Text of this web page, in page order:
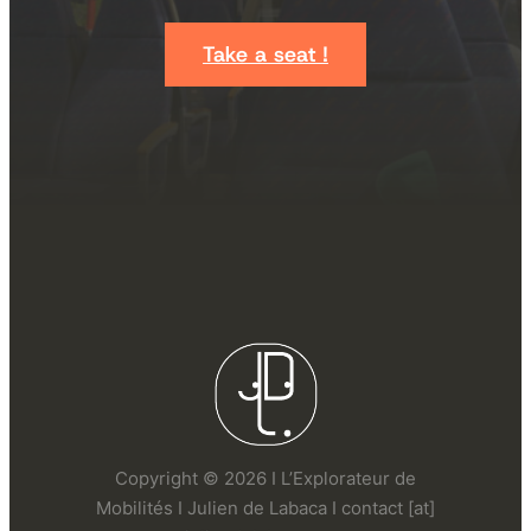
Take a seat !
Copyright © 2026 I L’Explorateur de
Mobilités I Julien de Labaca I contact [at]